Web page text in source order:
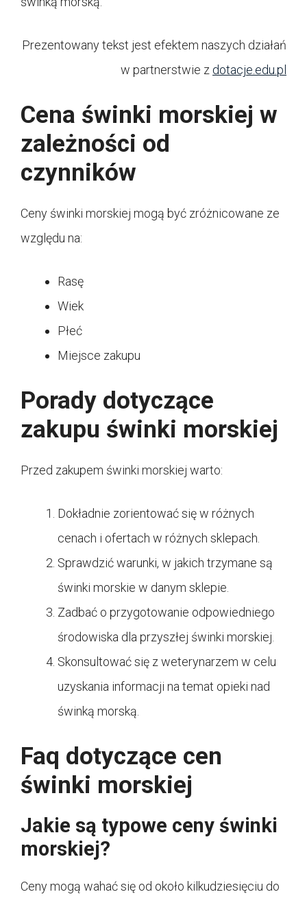
Prezentowany tekst jest efektem naszych działań
w partnerstwie z dotacje.edu.pl
Cena świnki morskiej w
zależności od
czynników
Ceny świnki morskiej mogą być zróżnicowane ze
względu na:
Rasę
Wiek
Płeć
Miejsce zakupu
Porady dotyczące
zakupu świnki morskiej
Przed zakupem świnki morskiej warto:
Dokładnie zorientować się w różnych
cenach i ofertach w różnych sklepach.
Sprawdzić warunki, w jakich trzymane są
świnki morskie w danym sklepie.
Zadbać o przygotowanie odpowiedniego
środowiska dla przyszłej świnki morskiej.
Skonsultować się z weterynarzem w celu
uzyskania informacji na temat opieki nad
świnką morską.
Faq dotyczące cen
świnki morskiej
Jakie są typowe ceny świnki
morskiej?
Ceny mogą wahać się od około kilkudziesięciu do